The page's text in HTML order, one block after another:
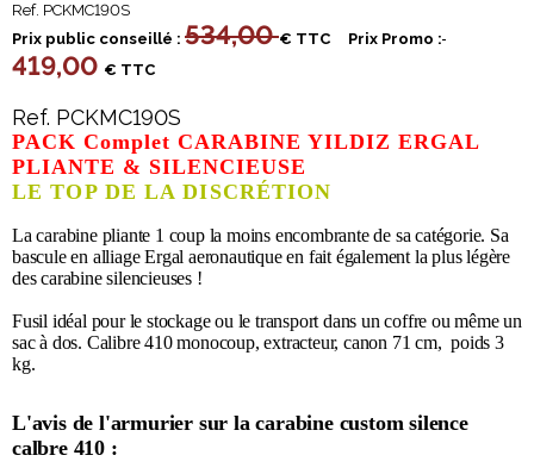
Ref. PCKMC190S
Prix public conseillé : 534,00€ TTC Prix Promo :
419,00 € TTC
Ref. PCKMC190S
PACK Complet CARABINE YILDIZ ERGAL
PLIANTE & SILENCIEUSE
LE TOP DE LA DISCRÉTION
La carabine pliante 1 coup la moins encombrante de sa catégorie. Sa
bascule en alliage Ergal aeronautique en fait également la plus légère
des carabine silencieuses !
Fusil idéal pour le stockage ou le transport dans un coffre ou même un
sac à dos. Calibre 410 monocoup, extracteur, canon 71 cm, poids 3
kg.
L'avis de l'armurier sur la carabine custom silence
calbre 410 :